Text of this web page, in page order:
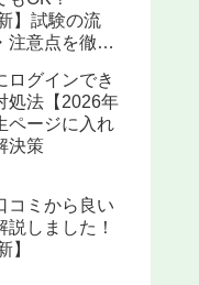
】試験の流
注意点を徹底
ログインでき
処法【2026年
ページに入れ
決策
コミから良い
しました！
】